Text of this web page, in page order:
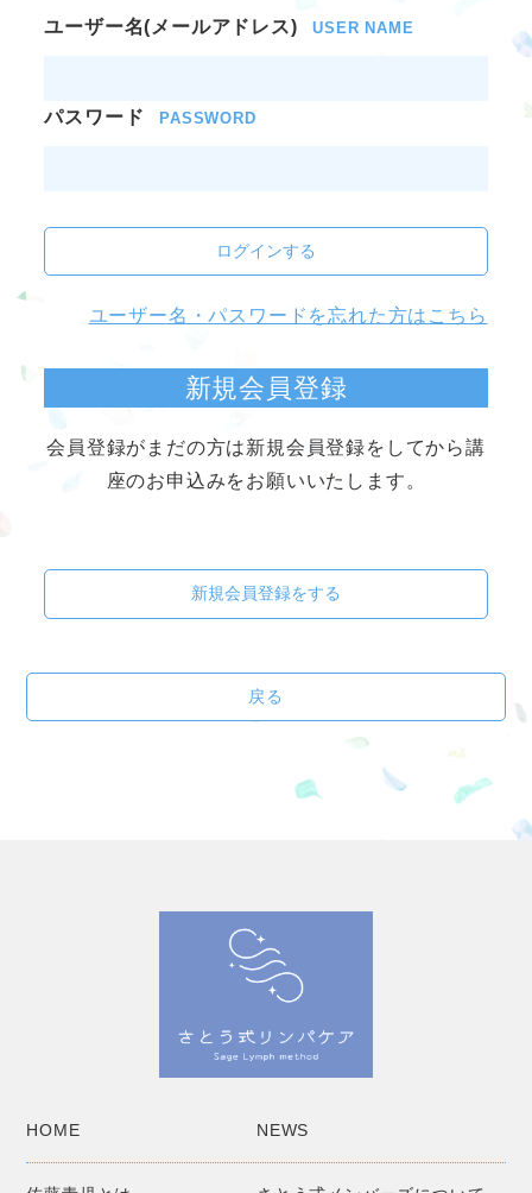
ユーザー名(メールアドレス) USER NAME
パスワード PASSWORD
ログインする
ユーザー名・パスワードを忘れた方はこちら
新規会員登録
会員登録がまだの方は新規会員登録をしてから講
座のお申込みをお願いいたします。
新規会員登録をする
戻る
HOME NEWS